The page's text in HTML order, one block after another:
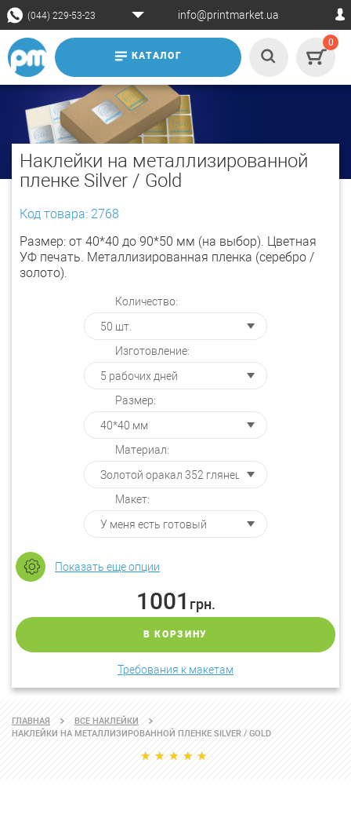
(044) 229-53-23 info@printmarket.ua
КАТАЛОГ
0
Наклейки на металлизированной
пленке Silver / Gold
Код товара: 2768
Размер: от 40*40 до 90*50 мм (на выбор). Цветная
УФ печать. Металлизированная пленка (серебро /
золото).
Количество:
Изготовление:
Размер:
Материал:
Макет:
Показать еще опции
1001 грн.
В КОРЗИНУ
Требования к макетам
ГЛАВНАЯ
ВСЕ НАКЛЕЙКИ
НАКЛЕЙКИ НА МЕТАЛЛИЗИРОВАННОЙ ПЛЕНКЕ SILVER / GOLD